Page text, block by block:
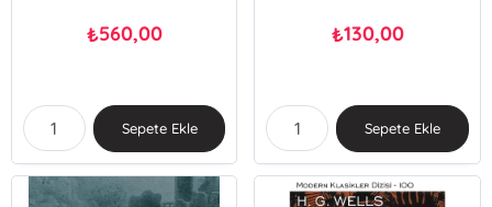
₺560,00
Sepete Ekle
₺130,00
Sepete Ekle